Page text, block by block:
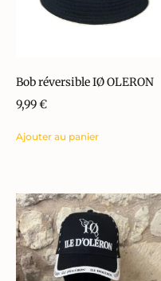
Bob réversible IØ OLERON
9,99€
Ajouter au panier